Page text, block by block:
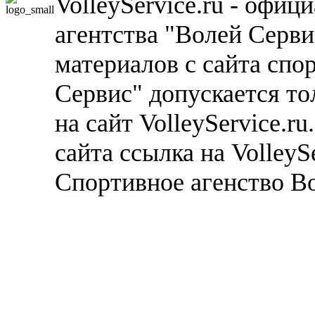
агентства "Волей
материалов с сайта
Сервис" допускается
на сайт
сайта ссылка на
Спортивное агенство